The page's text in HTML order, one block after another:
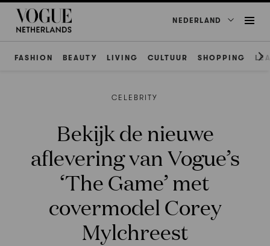
NEDERLAND
FASHION BEAUTY LIVING CULTUUR SHOPPING
CELEBRITY
Bekijk de nieuwe
aflevering van Vogue’s
‘The Game’ met
covermodel Corey
Mylchreest